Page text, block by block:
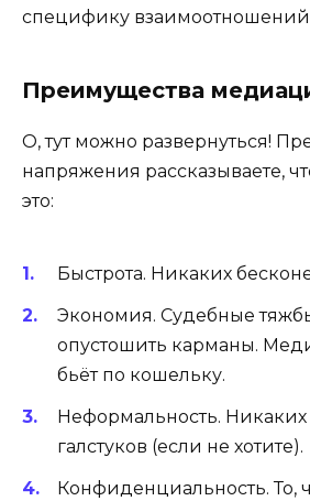
специфику взаимоотношений
Преимущества
О, тут можно развернуться!
напряжения рассказываете,
это:
Быстрота. Никаких
Экономия. Судебные
опустошить карманы.
бьёт по кошельку.
Неформальность.
галстуков (если не хотите).
Конфиденциальность. То,